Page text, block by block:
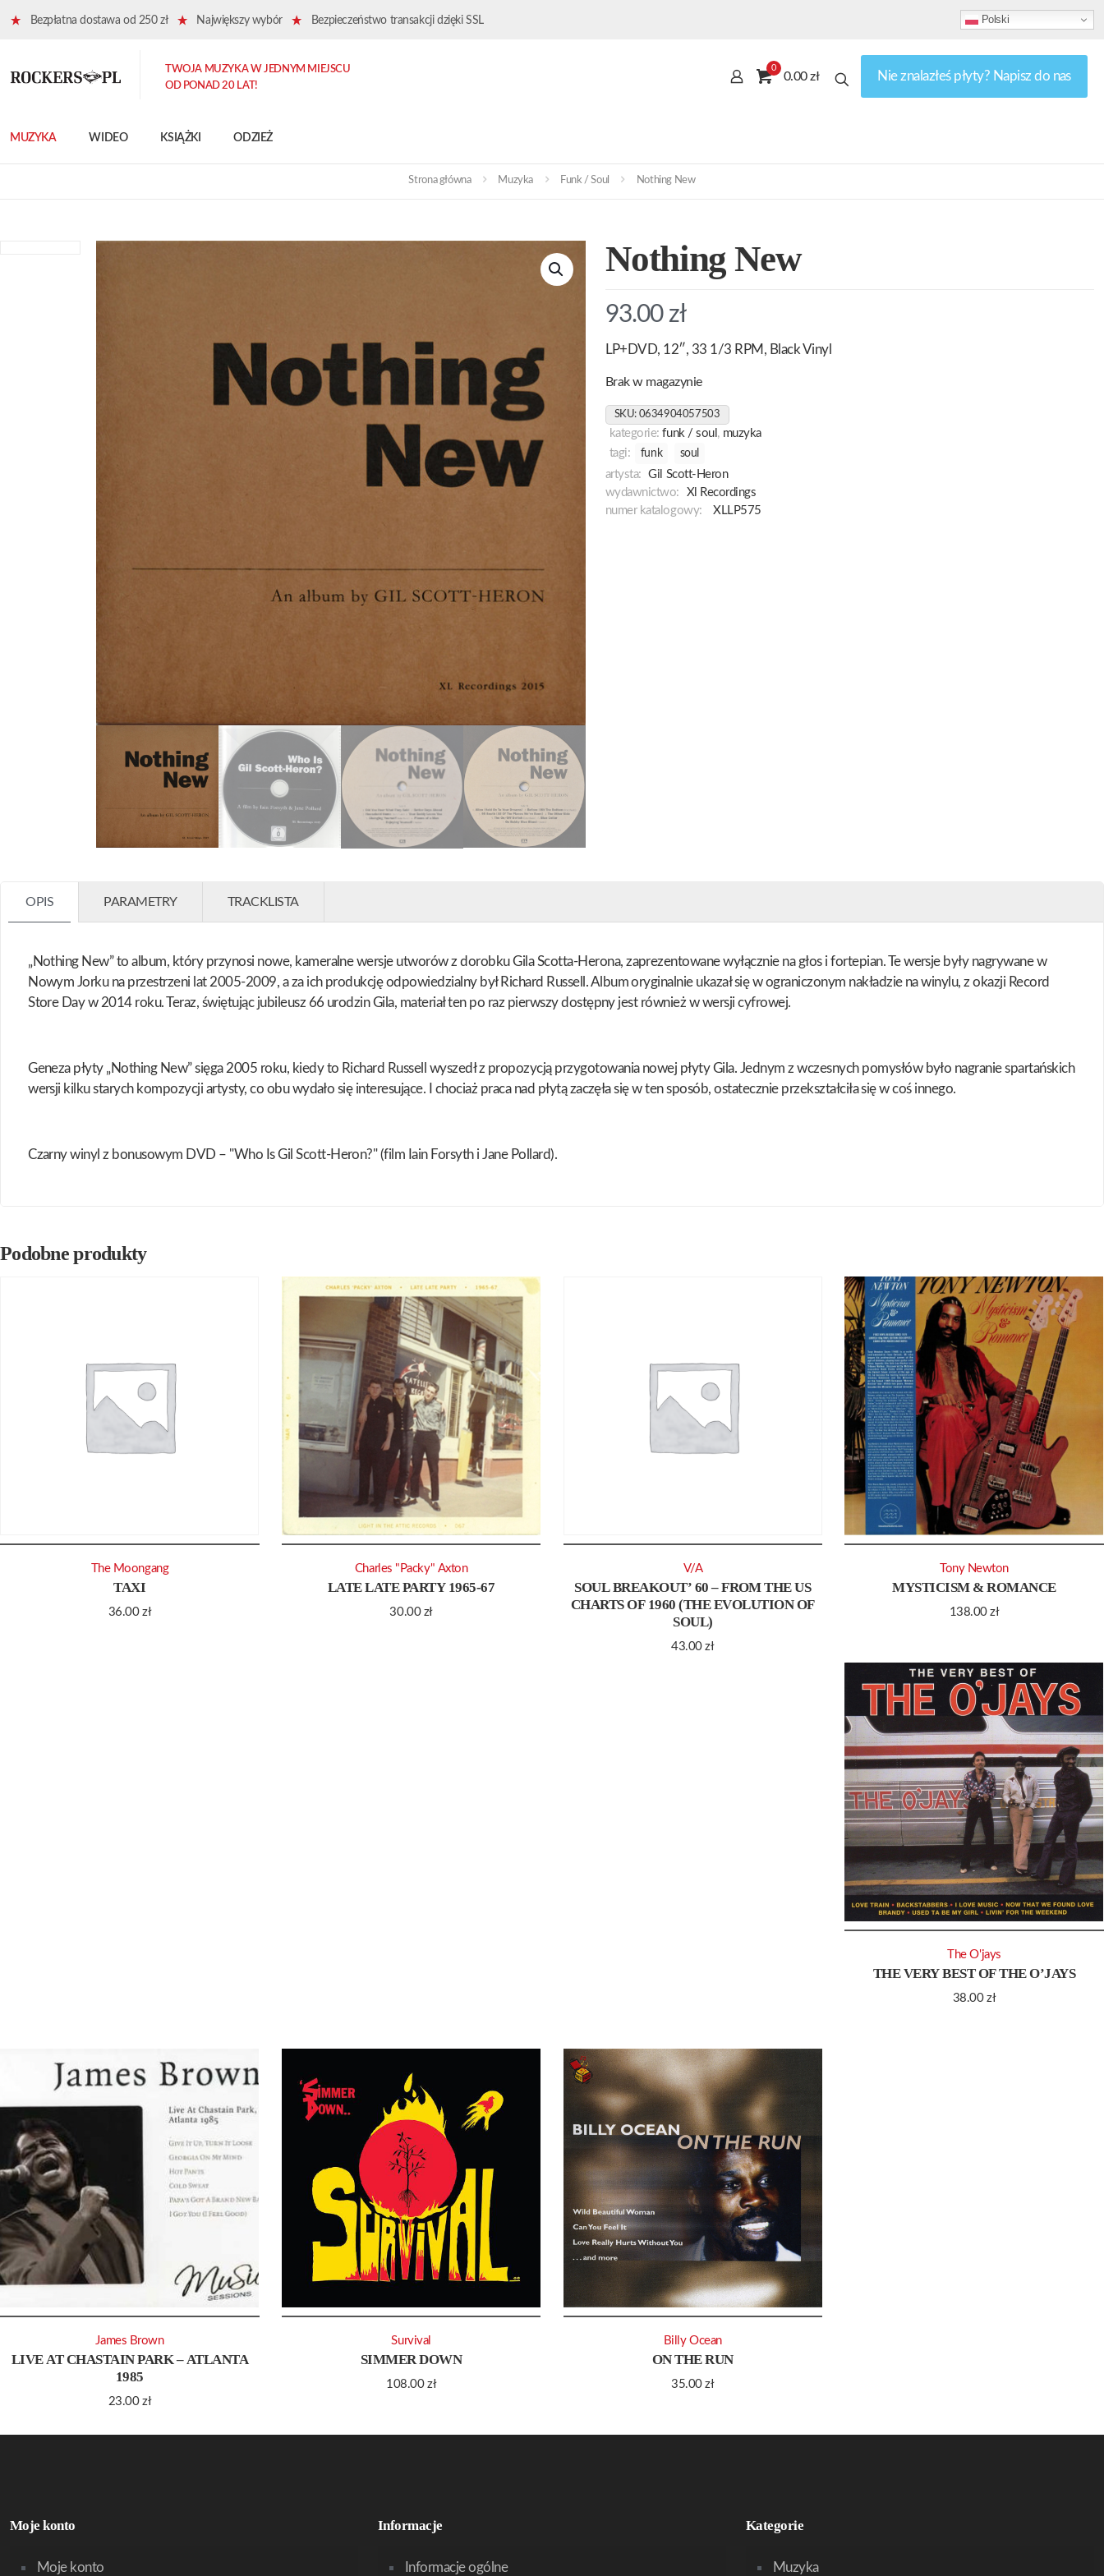
Bezpłatna dostawa od 250 zł Największy wybór Bezpieczeństwo transakcji dzięki SSL Polski
MUZYKA WIDEO KSIĄŻKI ODZIEŻ
TWOJA MUZYKA W JEDNYM MIEJSCU
OD PONAD 20 LAT!
0
0.00 zł Nie znalazłeś płyty? Napisz do nas
Strona główna Muzyka Funk / Soul Nothing New
Nothing New
93.00 zł
LP+DVD, 12″, 33 1/3 RPM, Black Vinyl
Brak w magazynie
SKU: 0634904057503
kategorie:funk / soul , muzyka
tagi:
funk soul
artysta:
Gil Scott-Heron
wydawnictwo:
Xl Recordings
numer katalogowy:
XLLP575
OPIS PARAMETRY TRACKLISTA
„Nothing New” to album, który przynosi nowe, kameralne wersje utworów z dorobku Gila Scotta-Herona, zaprezentowane wyłącznie na głos i fortepian. Te wersje były nagrywane w
Nowym Jorku na przestrzeni lat 2005-2009, a za ich produkcję odpowiedzialny był Richard Russell. Album oryginalnie ukazał się w ograniczonym nakładzie na winylu, z okazji Record
Store Day w 2014 roku. Teraz, świętując jubileusz 66 urodzin Gila, materiał ten po raz pierwszy dostępny jest również w wersji cyfrowej.
Geneza płyty „Nothing New” sięga 2005 roku, kiedy to Richard Russell wyszedł z propozycją przygotowania nowej płyty Gila. Jednym z wczesnych pomysłów było nagranie spartańskich
wersji kilku starych kompozycji artysty, co obu wydało się interesujące. I chociaż praca nad płytą zaczęła się w ten sposób, ostatecznie przekształciła się w coś innego.
Czarny winyl z bonusowym DVD – "Who Is Gil Scott-Heron?" (film Iain Forsyth i Jane Pollard).
Podobne produkty
TAXI
36.00zł
The Moongang
LATE LATE PARTY 1965-67
30.00 zł
Charles "Packy" Axton
SOUL BREAKOUT’ 60 – FROM THE US
CHARTS OF 1960 (THE EVOLUTION OF
SOUL)
43.00zł
V/A
MYSTICISM & ROMANCE
138.00zł
Tony Newton
THE VERY BEST OF THE O’JAYS
38.00zł
The O'jays
LIVE AT CHASTAIN PARK – ATLANTA
1985
23.00zł
James Brown
SIMMER DOWN
108.00 zł
Survival
ON THE RUN
35.00zł
Billy Ocean
Moje konto
Moje konto
Informacje
Informacje ogólne
Kategorie
Muzyka